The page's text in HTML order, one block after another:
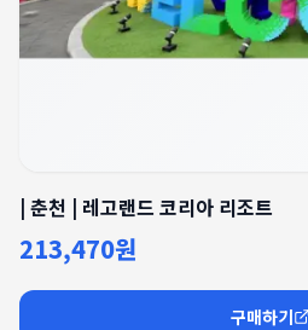
| 춘천 | 레고랜드 코리아 리조트
213,470원
구매하기